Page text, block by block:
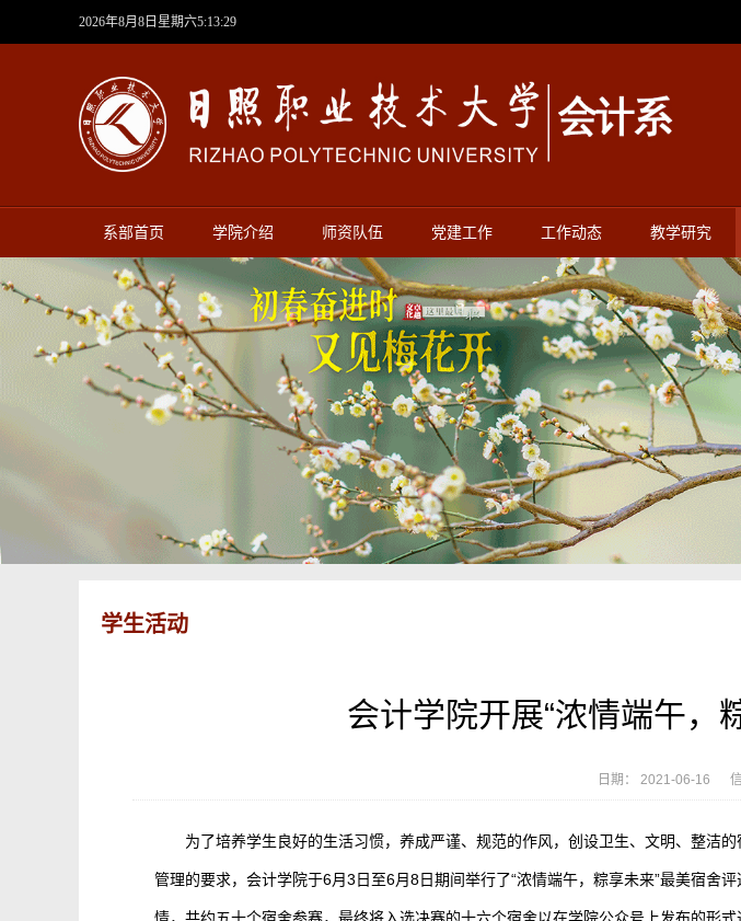
2026年8月8日星期六5:13:31
系部首页 学院介绍 师资队伍 党建工作 工作动态 教学研究
学生活动
会计学院开展“浓情端午，
日期： 2021-06-16
为了培养学生良好的生活习惯，养成严谨、规范的作风，创设卫生、文明、整洁
管理的要求，会计学院于6月3日至6月8日期间举行了“浓情端午，粽享未来”最美宿舍